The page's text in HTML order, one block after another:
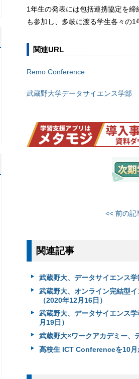
1年生の発表には包括連携協定を
も参加し、多岐に渡る学生各々の1
関連URL
Remo Conference
武蔵野大学データサイエンス学部
<< 前の記
関連記事
武蔵野大、データサイエンス
武蔵野大、オンライン完結型
（2020年12月16日）
武蔵野大、データサイエンス
月19日）
武蔵野大×ワークアカデミー、
高校生 ICT Conferenceを10月